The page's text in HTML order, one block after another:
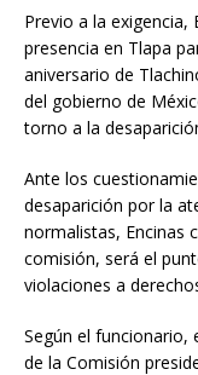
Previo a la exigencia,
presencia en Tlapa
aniversario de
del gobierno de
torno a la
Ante los
desaparición por la
normalistas, Encinas
comisión, será el
violaciones a
Según el funcionario,
de la Comisión